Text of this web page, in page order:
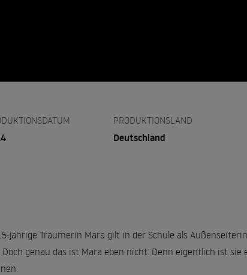
PRODUKTIONSLAND
Deutschland
jährige Träumerin Mara gilt in der Schule als
Doch genau das ist Mara eben nicht. Denn eigentlich ist